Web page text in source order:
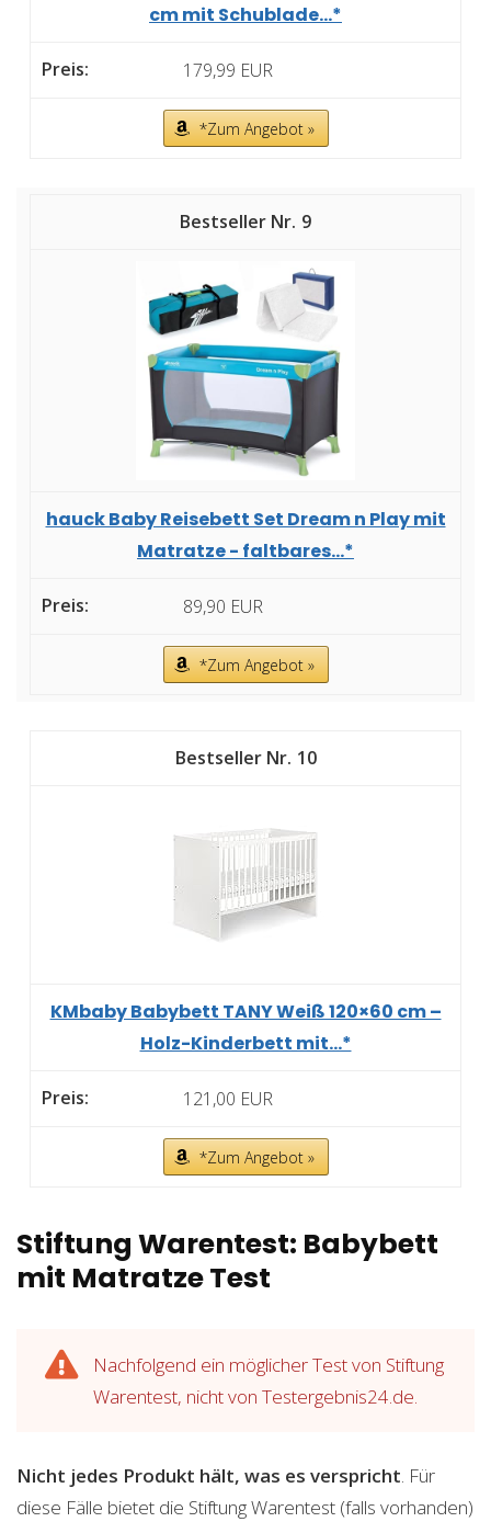
cm mit Schublade...*
179,99 EUR
*Zum Angebot »
9
hauck Baby Reisebett Set Dream n Play mit
Matratze - faltbares...*
89,90 EUR
*Zum Angebot »
10
KMbaby Babybett TANY Weiß 120×60 cm –
Holz-Kinderbett mit...*
121,00 EUR
*Zum Angebot »
Stiftung Warentest: Babybett
mit Matratze Test
Nachfolgend ein möglicher Test von Stiftung
Warentest, nicht von Testergebnis24.de.
Nicht jedes Produkt hält, was es verspricht. Für
diese Fälle bietet die Stiftung Warentest (falls vorhanden)